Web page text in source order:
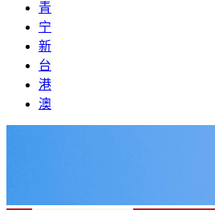
青
宁
新
台
港
澳